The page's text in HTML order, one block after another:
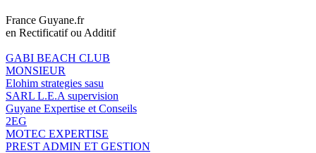
France Guyane.fr
en Rectificatif ou Additif
GABI BEACH CLUB
MONSIEUR
Elohim strategies sasu
SARL L.E.A supervision
Guyane Expertise et Conseils
2EG
MOTEC EXPERTISE
PREST ADMIN ET GESTION